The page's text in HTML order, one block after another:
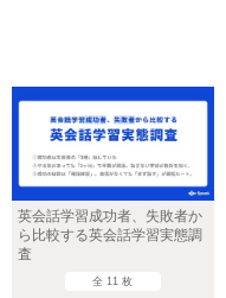
英会話学習成功者、失敗者か
ら比較する英会話学習実態調
査
全 11 枚